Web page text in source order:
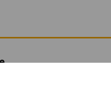
acolchados, cosa que